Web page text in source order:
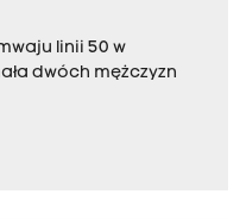
linii 50 w
dwóch mężczyzn